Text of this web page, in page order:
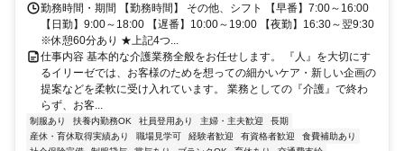
勤務時間・期間 【勤務時間】 その他、シフト 【早番】7:00～16:00
【日勤】9:00～18:00 【遅番】10:00～19:00 【夜勤】16:30～翌9:30
※休憩60分あり ★上記4つ...
仕事内容 基本的な介護業務全般をお任せします。 『人』を大切にす
るイリーゼでは、お客様のためを想っての細かいケア・新しい企画の
提案などを柔軟に受け入れています。 業務としての『介護』で終わ
らず、お客...
制服あり 扶養内勤務OK 社員登用あり 主婦・主夫歓迎
長期
産休・育休取得実績あり
職場見学可 経験者歓迎 有資格者歓迎
食費補助あり